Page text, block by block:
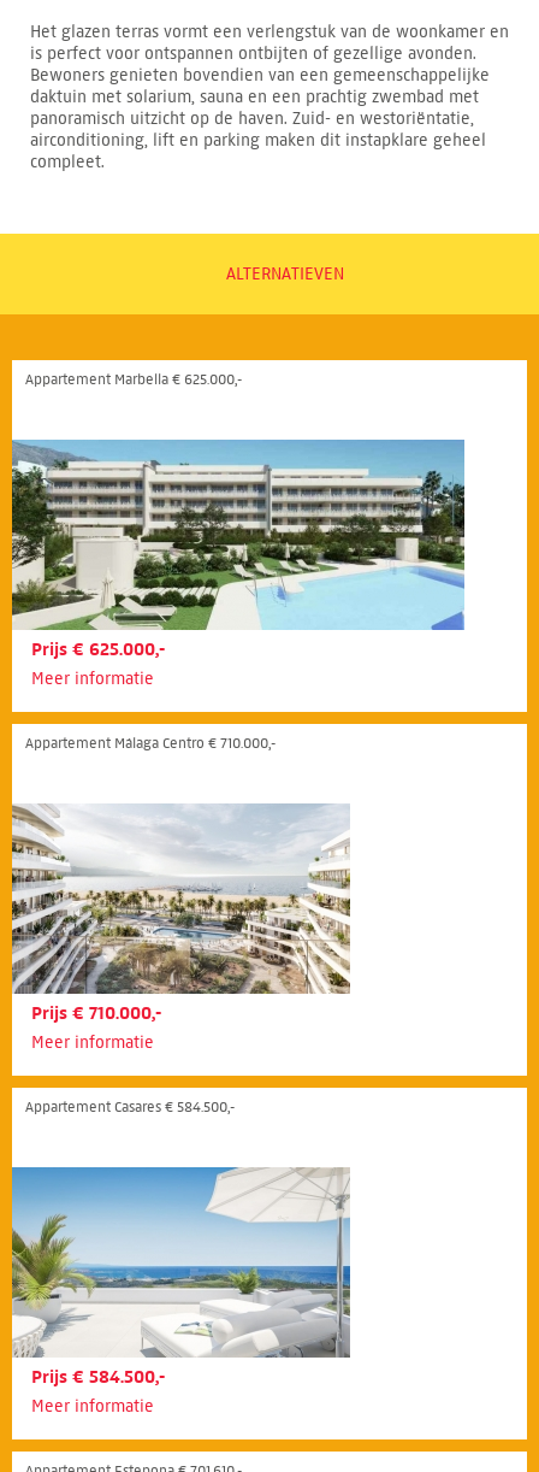
Het glazen terras vormt een verlengstuk van de woonkamer en
is perfect voor ontspannen ontbijten of gezellige avonden.
Bewoners genieten bovendien van een gemeenschappelijke
daktuin met solarium, sauna en een prachtig zwembad met
panoramisch uitzicht op de haven. Zuid- en westoriëntatie,
airconditioning, lift en parking maken dit instapklare geheel
compleet.
ALTERNATIEVEN
Appartement Marbella € 625.000,-
Prijs € 625.000,-
Meer informatie
Appartement Málaga Centro € 710.000,-
Prijs € 710.000,-
Meer informatie
Appartement Casares € 584.500,-
Prijs € 584.500,-
Meer informatie